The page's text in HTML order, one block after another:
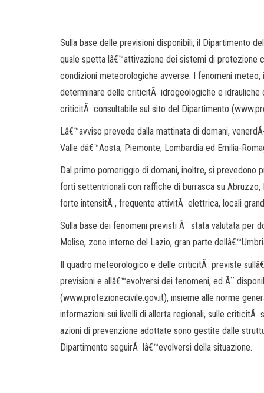
Sulla base delle previsioni disponibili, il Dipartimento
quale spetta lâ€™attivazione dei sistemi di protezione
condizioni meteorologiche avverse. I fenomeni
determinare delle criticitÃ idrogeologiche e idrauliche
criticitÃ consultabile sul sito del Dipartimento
Lâ€™avviso prevede dalla mattinata di domani,
Valle dâ€™Aosta, Piemonte, Lombardia ed Emilia-
Dal primo pomeriggio di domani, inoltre, si
forti settentrionali con raffiche di burrasca su
forte intensitÃ , frequente attivitÃ elettrica, locali
Sulla base dei fenomeni previsti Ã¨ stata valutata per
Molise, zone interne del Lazio, gran parte
Il quadro meteorologico e delle criticitÃ previste
previsioni e allâ€™evolversi dei fenomeni, ed Ã¨
(www.protezionecivile.gov.it), insieme alle norme
informazioni sui livelli di allerta regionali, sulle
azioni di prevenzione adottate sono gestite dalle
Dipartimento seguirÃ lâ€™evolversi della situazione.